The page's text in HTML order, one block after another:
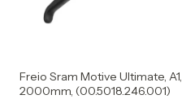
Freio Sram Motive Ultimate, A1,
2000mm, (00.5018.246.001)